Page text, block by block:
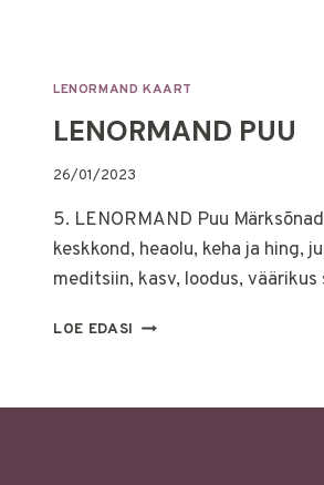
LENORMAND KAART
LENORMAND PUU
26/01/2023
5. LENORMAND Puu
keskkond, heaolu, keha ja hing,
meditsiin, kasv, loodus,
LOE EDASI LENORMAND